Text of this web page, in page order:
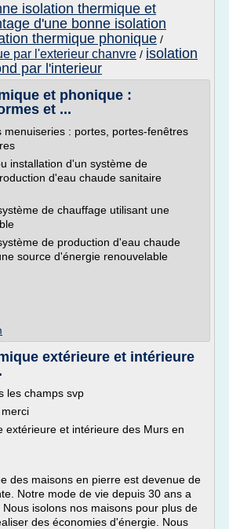
isolation thermique et
d'une bonne isolation
thermique phonique /
par l'exterieur chanvre / isolation
par l'interieur
et phonique :
et ...
menuiseries : portes, portes-fenêtres
installation d'un système de
d'eau chaude sanitaire
de chauffage utilisant une
de production d'eau chaude
source d'énergie renouvelable
extérieure et intérieure
les champs svp
extérieure et intérieure des Murs en
des maisons en pierre est devenue de
Notre mode de vie depuis 30 ans a
isolons nos maisons pour plus de
des économies d'énergie. Nous